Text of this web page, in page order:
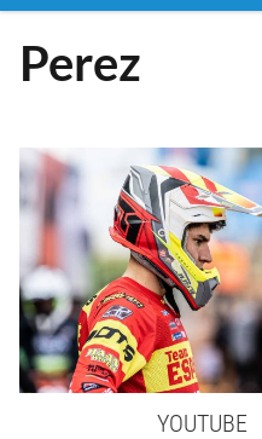
Perez
YOUTUBE